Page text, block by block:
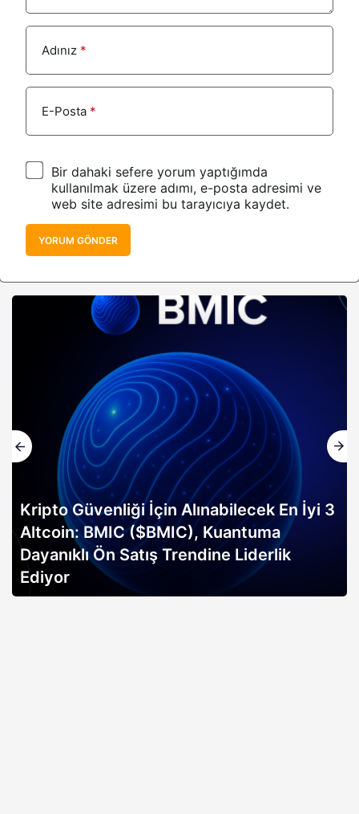
Adınız *
E-Posta *
Bir dahaki sefere yorum yaptığımda
kullanılmak üzere adımı, e-posta adresimi ve
web site adresimi bu tarayıcıya kaydet.
YORUM GÖNDER
Kripto Güvenliği İçin Alınabilecek En İyi 3
Altcoin: BMIC ($BMIC), Kuantuma
Dayanıklı Ön Satış Trendine Liderlik
Ediyor